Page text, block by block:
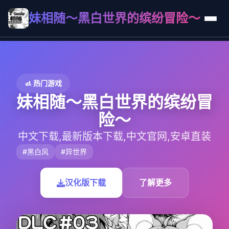
妹相随～黑白世界的缤纷冒险～
🚮 热门游戏
妹相随～黑白世界的缤纷冒
险～
中文下载,最新版本下载,中文官网,安卓直装
#黑白风 #异世界
汉化版下载 了解更多